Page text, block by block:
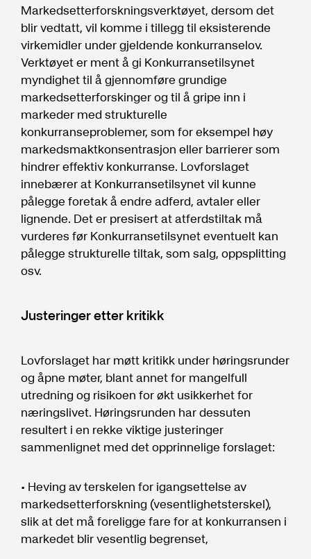
Markedsetterforskningsverktøyet, dersom det
blir vedtatt, vil komme i tillegg til eksisterende
virkemidler under gjeldende konkurranselov.
Verktøyet er ment å gi Konkurransetilsynet
myndighet til å gjennomføre grundige
markedsetterforskinger og til å gripe inn i
markeder med strukturelle
konkurranseproblemer, som for eksempel høy
markedsmaktkonsentrasjon eller barrierer som
hindrer effektiv konkurranse. Lovforslaget
innebærer at Konkurransetilsynet vil kunne
pålegge foretak å endre adferd, avtaler eller
lignende. Det er presisert at atferdstiltak må
vurderes før Konkurransetilsynet eventuelt kan
pålegge strukturelle tiltak, som salg, oppsplitting
osv.
Justeringer etter kritikk
Lovforslaget har møtt kritikk under høringsrunder
og åpne møter, blant annet for mangelfull
utredning og risikoen for økt usikkerhet for
næringslivet. Høringsrunden har dessuten
resultert i en rekke viktige justeringer
sammenlignet med det opprinnelige forslaget:
• Heving av terskelen for igangsettelse av
markedsetterforskning (vesentlighetsterskel),
slik at det må foreligge fare for at konkurransen i
markedet blir vesentlig begrenset,